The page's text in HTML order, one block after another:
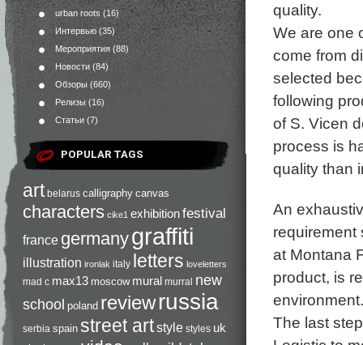
urban roots (16)
Интервью (35)
Мероприятия (88)
Новости (84)
Обзоры (660)
Релизы (16)
Статьи (7)
POPULAR TAGS
art belarus calligraphy canvas
characters cike1 exhibitionfestival
france germanygraffiti
illustration ironlak italy letters loveletters
mad c max13 moscow mural murral new
school poland reviewrussia
serbia spain street artstyle styles uk
quality.
We are one
come from
selected
following
of S. Vicen
process is
quality than
An
requirement
at Montana
product, is
environment.
The last